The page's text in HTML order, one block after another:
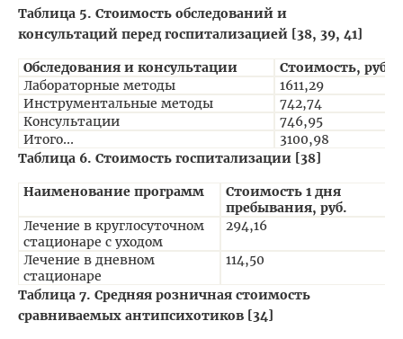
Таблица 5. Стоимость обследований и
консультаций перед госпитализацией [38, 39, 41]
Обследования и консультации
Стоимость, руб.
Лабораторные методы
1611,29
Инструментальные методы
742,74
Консультации
746,95
Итого...
3100,98
Таблица 6. Стоимость госпитализации [38]
Наименование программ
Стоимость 1 дня
пребывания, руб.
Лечение в круглосуточном
стационаре с уходом
294,16
Лечение в дневном
стационаре
114,50
Таблица 7. Средняя розничная стоимость
сравниваемых антипсихотиков [34]